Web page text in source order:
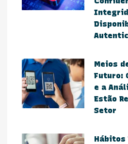
Meios
Futuro:
e a
Estão
Setor​
Hábitos